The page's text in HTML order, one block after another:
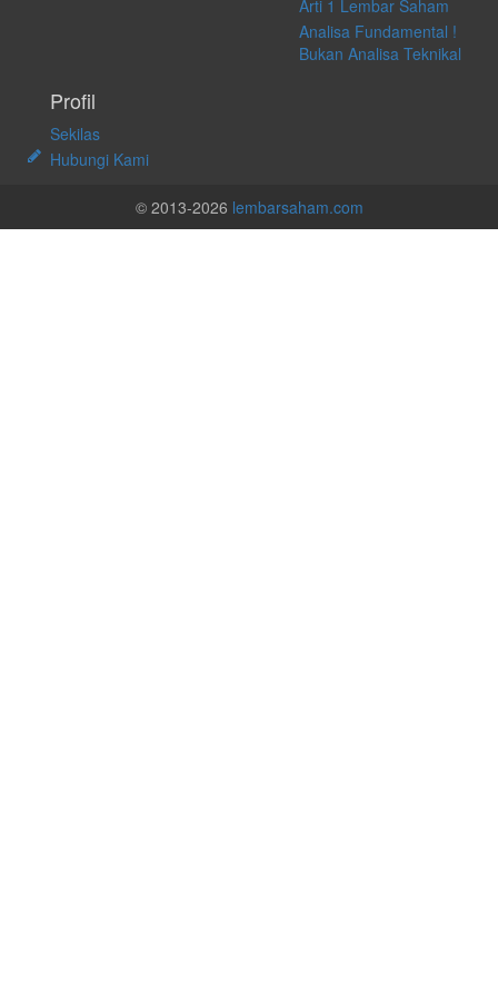
Arti 1 Lembar Saham
Analisa Fundamental !
Bukan Analisa Teknikal
Profil
Sekilas
Hubungi Kami
© 2013-2026 lembarsaham.com